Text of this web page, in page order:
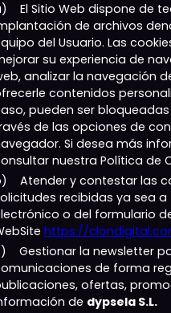
El Sitio Web dispone de
de archivos
del Usuario. Las
su experiencia de
analizar la navegación
contenidos
pueden ser
de las opciones de
Si desea más
nuestra Política de
Atender y contestar las
recibidas ya sea
o del formulario
https://
Gestionar la newsletter
de forma
ofertas,
de dypsela S.L.